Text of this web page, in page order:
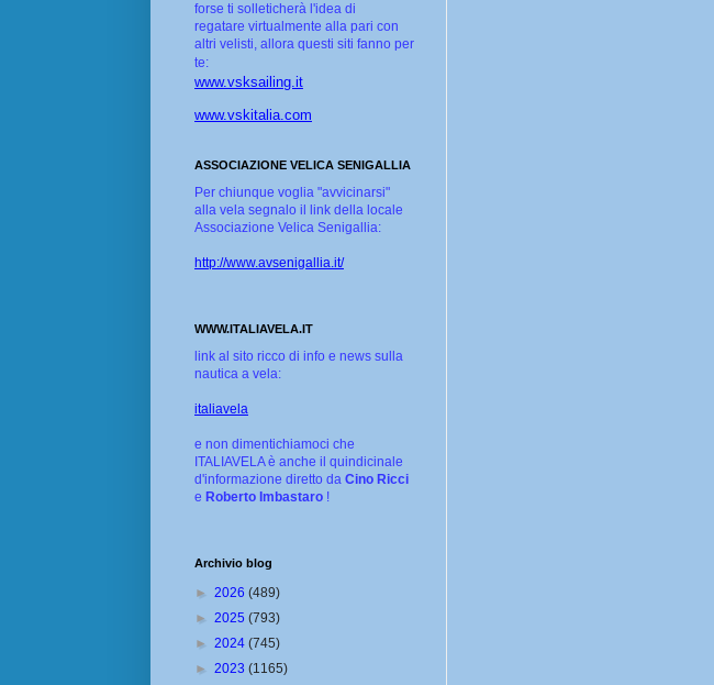
forse ti solleticherà l'idea di
regatare virtualmente alla pari con
altri velisti, allora questi siti fanno per
te:
www.vsksailing.it
www.vskitalia.com
ASSOCIAZIONE VELICA SENIGALLIA
Per chiunque voglia "avvicinarsi"
alla vela segnalo il link della locale
Associazione Velica Senigallia:
http://www.avsenigallia.it/
WWW.ITALIAVELA.IT
link al sito ricco di info e news sulla
nautica a vela:
italiavela
e non dimentichiamoci che
ITALIAVELA è anche il quindicinale
d'informazione diretto da Cino Ricci
e Roberto Imbastaro !
Archivio blog
► 2026 (489)
► 2025 (793)
► 2024 (745)
► 2023 (1165)